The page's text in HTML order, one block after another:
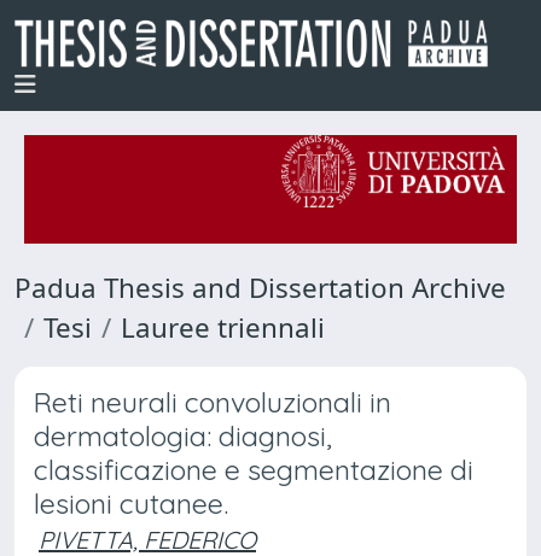
Padua Thesis and Dissertation Archive
Tesi
Lauree triennali
Reti neurali convoluzionali in
dermatologia: diagnosi,
classificazione e segmentazione di
lesioni cutanee.
PIVETTA, FEDERICO